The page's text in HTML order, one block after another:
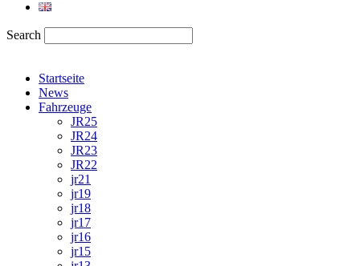
Search
Startseite
News
Fahrzeuge
JR25
JR24
JR23
JR22
jr21
jr19
jr18
jr17
jr16
jr15